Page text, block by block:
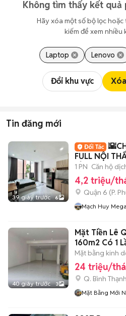
Không tìm thấy kết quả
Hãy xóa một số bộ lọc
kiếm để xem nhiều
Laptop Lenovo
Đổi khu vực
Tin đăng mới
39 giây trước 6
FULL NỘI
TỈNH LỘ 10
1 PN Căn hộ
4,2 triệu/
Quận 6 (P.
Mạch Huy
40 giây trước 3
Mặt Tiền Lê
160m2 Có 1
Ăn
Mặt bằng kinh
24 triệu/
Q. Bình Thạnh
Mặt Bằng Mới